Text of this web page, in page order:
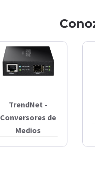
TrendNet -
Conversores de
Medios